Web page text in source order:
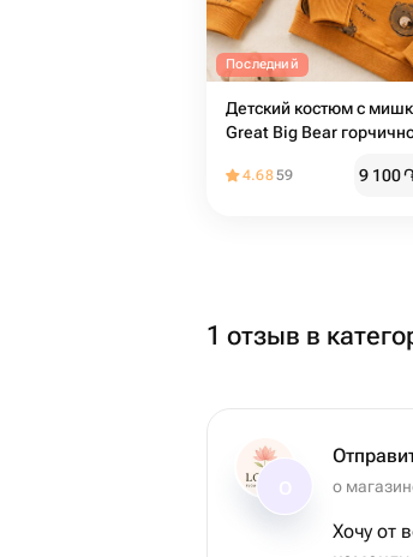
Последний
Детский костюм с
Great Big Bear
4.6859 9 100
1 отзыв в
о
Хочу от